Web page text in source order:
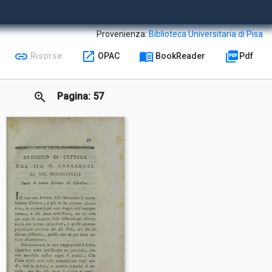
Provenienza:Biblioteca Universitaria di Pisa
link Risorse open_in_new OPAC menu_book BookReader picture_as_pdf Pdf
zoom_in Pagina: 57